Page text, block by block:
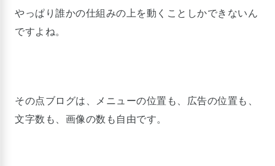
やっぱり誰かの仕組みの上を動くことしかできないん
ですよね。
その点ブログは、メニューの位置も、広告の位置も、
文字数も、画像の数も自由です。